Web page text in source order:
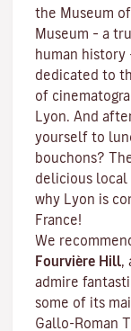
the Museum
Museum – a
human history
dedicated to
of
Lyon. And
yourself to
bouchons?
delicious local
why Lyon is
France!
We
Fourvière Hill,
admire
some of its
Gallo-Roman